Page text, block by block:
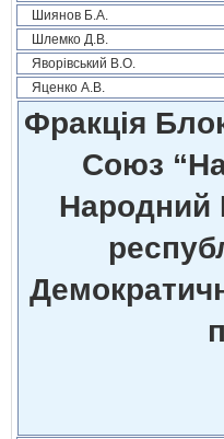
Шиянов Б.А.
Шлемко Д.В.
Яворівський В.О.
Яценко А.В.
Фракція
Союз
Народний